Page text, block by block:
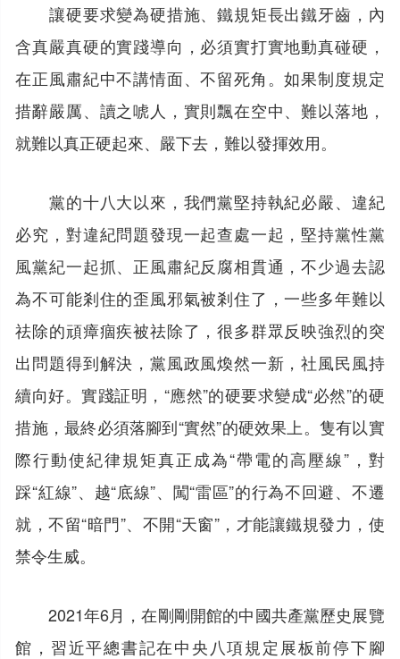
讓硬要求變為硬措施、鐵規矩長出鐵牙齒，內
含真嚴真硬的實踐導向，必須實打實地動真碰硬，
在正風肅紀中不講情面、不留死角。如果制度規定
措辭嚴厲、讀之唬人，實則飄在空中、難以落地，
就難以真正硬起來、嚴下去，難以發揮效用。
黨的十八大以來，我們黨堅持執紀必嚴、違紀
必究，對違紀問題發現一起查處一起，堅持黨性黨
風黨紀一起抓、正風肅紀反腐相貫通，不少過去認
為不可能剎住的歪風邪氣被剎住了，一些多年難以
祛除的頑瘴痼疾被祛除了，很多群眾反映強烈的突
出問題得到解決，黨風政風煥然一新，社風民風持
續向好。實踐証明，“應然”的硬要求變成“必然”的硬
措施，最終必須落腳到“實然”的硬效果上。隻有以實
際行動使紀律規矩真正成為“帶電的高壓線”，對
踩“紅線”、越“底線”、闖“雷區”的行為不回避、不遷
就，不留“暗門”、不開“天窗”，才能讓鐵規發力，使
禁令生威。
2021年6月，在剛剛開館的中國共產黨歷史展覽
館，習近平總書記在中央八項規定展板前停下腳